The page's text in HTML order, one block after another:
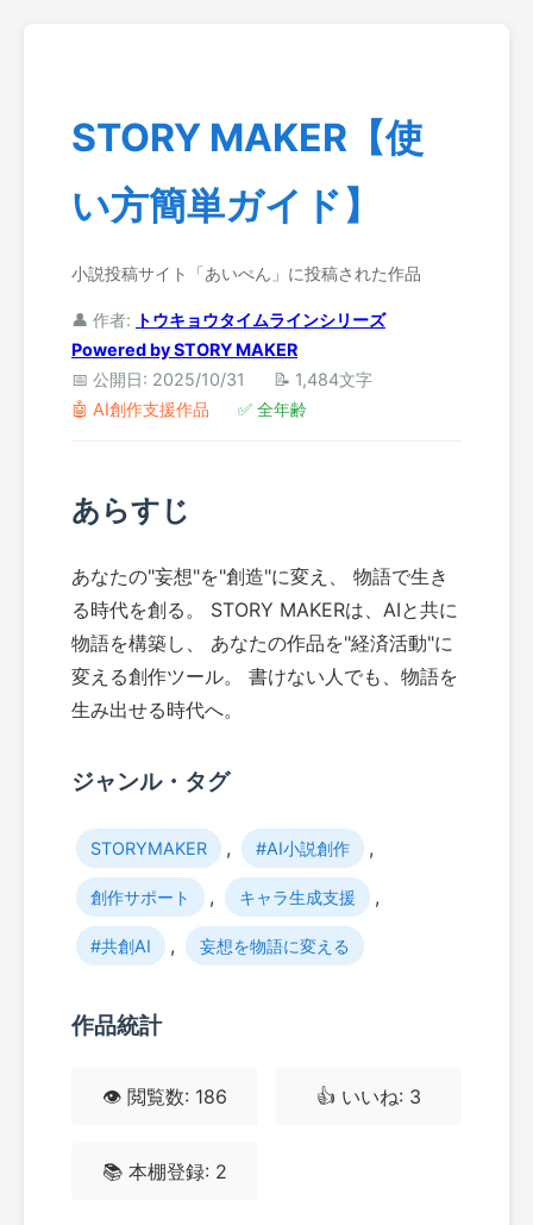
STORY MAKER【使
い方簡単ガイド】
小説投稿サイト「あいぺん」に投稿された作品
👤 作者: トウキョウタイムラインシリーズ
Powered by STORY MAKER
📅 公開日: 2025/10/31
📝 1,484文字
🤖 AI創作支援作品
✅ 全年齢
あらすじ
あなたの"妄想"を"創造"に変え、 物語で生き
る時代を創る。 STORY MAKERは、AIと共に
物語を構築し、 あなたの作品を"経済活動"に
変える創作ツール。 書けない人でも、物語を
生み出せる時代へ。
ジャンル・タグ
STORYMAKER , #AI小説創作 ,
創作サポート , キャラ生成支援 ,
#共創AI , 妄想を物語に変える
作品統計
👁️ 閲覧数: 186 👍 いいね: 3
📚 本棚登録: 2